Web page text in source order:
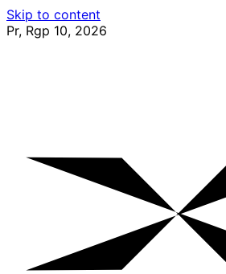
Skip to content
Pr, Rgp 10, 2026